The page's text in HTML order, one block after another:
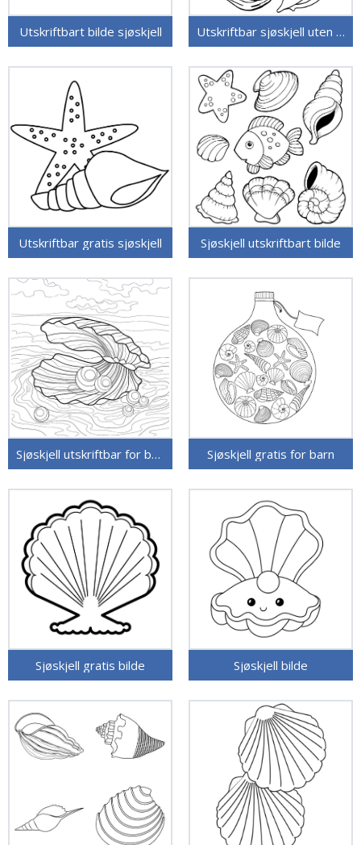
Utskriftbart bilde sjøskjell Utskriftbar sjøskjell uten kostnad
Utskriftbar gratis sjøskjell Sjøskjell utskriftbart bilde
Sjøskjell utskriftbar for barn Sjøskjell gratis for barn
Sjøskjell gratis bilde Sjøskjell bilde